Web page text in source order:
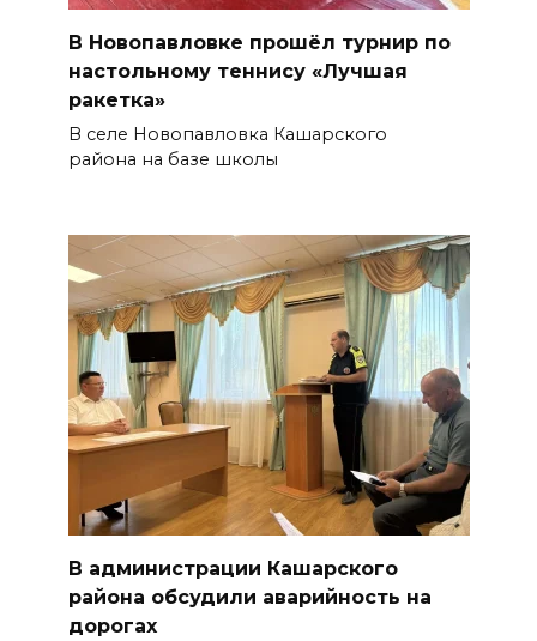
В Новопавловке прошёл турнир по
настольному теннису «Лучшая
ракетка»
В селе Новопавловка Кашарского
района на базе школы
В администрации Кашарского
района обсудили аварийность на
дорогах